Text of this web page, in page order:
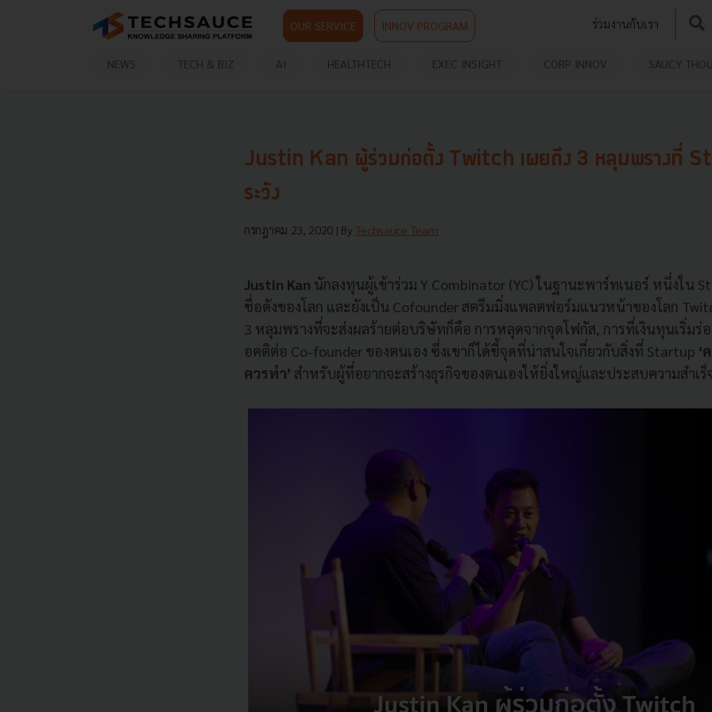
OUR SERVICE INNOV PROGRAM ร่วมงานกับเรา
NEWS TECH & BIZ AI HEALTHTECH EXEC INSIGHT CORP INNOV SAUCY
Justin Kan ผู้ร่วมก่อตั้ง Twitch เผยถึง 3 หลุมพรางที่
ระวัง
กรกฎาคม 23, 2020 | By Techsauce Team
Justin Kan นักลงทุนผู้เข้าร่วม Y Combinator (YC) ในฐานะพาร์ทเนอร์ หนึ่งใน
ชื่อดังของโลก และยังเป็น Cofounder สตรีมมิ่งแพลตฟอร์มแนวหน้าของโลก
3 หลุมพรางที่จะส่งผลร้ายต่อบริษัทก็คือ การหลุดจากจุดโฟกัส, การที่เงินทุนเริ่มร่
อคติต่อ Co-founder ของตนเอง ซึ่งเขาก็ได้ชี้จุดที่น่าสนใจเกี่ยวกับสิ่งที่ Startup ‘
ควรทำ’ สำหรับผู้ที่อยากจะสร้างธุรกิจของตนเองให้ยิ่งใหญ่และประสบความสำเร็